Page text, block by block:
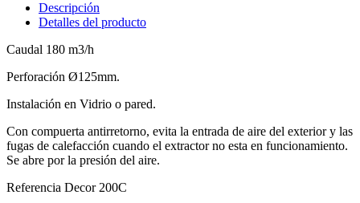
Descripción
Detalles del producto
Caudal 180 m3/h
Perforación Ø125mm.
Instalación en Vidrio o pared.
Con compuerta antirretorno, evita la entrada de aire del exterior y las
fugas de calefacción cuando el extractor no esta en funcionamiento.
Se abre por la presión del aire.
Referencia Decor 200C